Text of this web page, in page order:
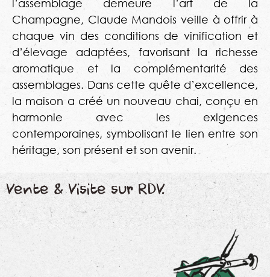
l’assemblage demeure l’art de la
Champagne, Claude Mandois veille à offrir à
chaque vin des conditions de vinification et
d’élevage adaptées, favorisant la richesse
aromatique et la complémentarité des
assemblages. Dans cette quête d’excellence,
la maison a créé un nouveau chai, conçu en
harmonie avec les exigences
contemporaines, symbolisant le lien entre son
héritage, son présent et son avenir.
Vente & Visite sur RDV.